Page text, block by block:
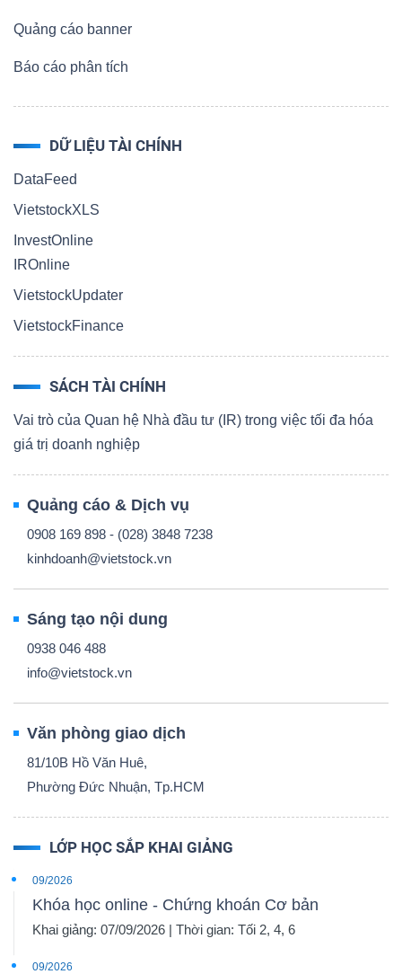
Quảng cáo banner
Báo cáo phân tích
DỮ LIỆU TÀI CHÍNH
DataFeed
VietstockXLS
InvestOnline
IROnline
VietstockUpdater
VietstockFinance
SÁCH TÀI CHÍNH
Vai trò của Quan hệ Nhà đầu tư (IR) trong việc tối đa hóa
giá trị doanh nghiệp
Quảng cáo & Dịch vụ
0908 169 898 - (028) 3848 7238
kinhdoanh@vietstock.vn
Sáng tạo nội dung
0938 046 488
info@vietstock.vn
Văn phòng giao dịch
81/10B Hồ Văn Huê,
Phường Đức Nhuận, Tp.HCM
LỚP HỌC SẮP KHAI GIẢNG
09/2026
Khóa học online - Chứng khoán Cơ bản
Khai giảng: 07/09/2026 | Thời gian: Tối 2, 4, 6
09/2026